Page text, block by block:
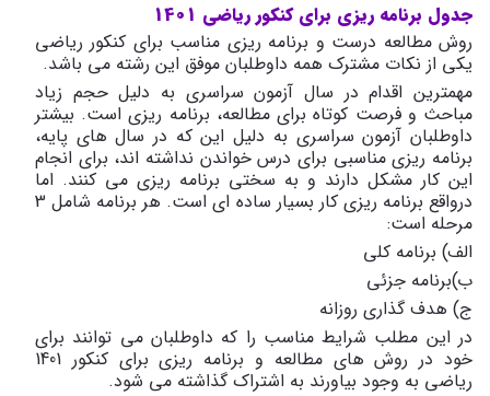
جدول برنامه ریزی برای کنکور ریاضی 1401
روش مطالعه درست و برنامه ریزی مناسب برای کنکور ریاضی
یکی از نکات مشترک همه داوطلبان موفق این رشته می باشد.
مهمترین اقدام در سال آزمون سراسری به دلیل حجم زیاد
مباحث و فرصت کوتاه برای مطالعه، برنامه ریزی است. بیشتر
داوطلبان آزمون سراسری به دلیل این که در سال های پایه،
برنامه ریزی مناسبی برای درس خواندن نداشته اند، برای انجام
این کار مشکل دارند و به سختی برنامه ریزی می کنند. اما
درواقع برنامه ریزی کار بسیار ساده ای است. هر برنامه شامل 3
مرحله است:
الف) برنامه کلی
ب)برنامه جزئی
ج) هدف گذاری روزانه
در این مطلب شرایط مناسب را که داوطلبان می توانند برای
خود در روش های مطالعه و برنامه ریزی برای کنکور 1401
ریاضی به وجود بیاورند به اشتراک گذاشته می شود.